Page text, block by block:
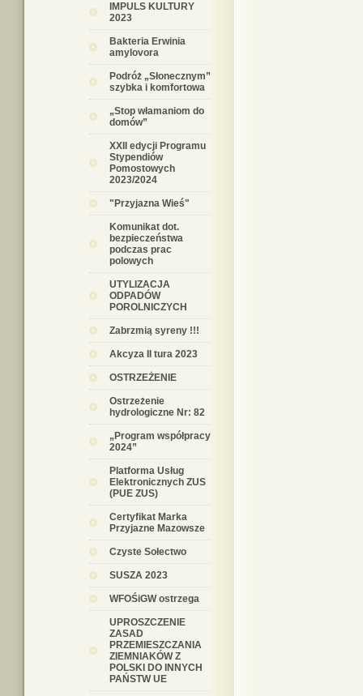
IMPULS KULTURY
2023
Bakteria Erwinia
amylovora
Podróż „Słonecznym”
szybka i komfortowa
„Stop włamaniom do
domów”
XXII edycji Programu
Stypendiów
Pomostowych
2023/2024
"Przyjazna Wieś"
Komunikat dot.
bezpieczeństwa
podczas prac
polowych
UTYLIZACJA
ODPADÓW
POROLNICZYCH
Zabrzmią syreny !!!
Akcyza II tura 2023
OSTRZEŻENIE
Ostrzeżenie
hydrologiczne Nr: 82
„Program współpracy
2024”
Platforma Usług
Elektronicznych ZUS
(PUE ZUS)
Certyfikat Marka
Przyjazne Mazowsze
Czyste Sołectwo
SUSZA 2023
WFOŚiGW ostrzega
UPROSZCZENIE
ZASAD
PRZEMIESZCZANIA
ZIEMNIAKÓW Z
POLSKI DO INNYCH
PAŃSTW UE